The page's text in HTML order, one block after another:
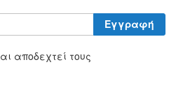
αποδεχτεί τους
Εγγραφή